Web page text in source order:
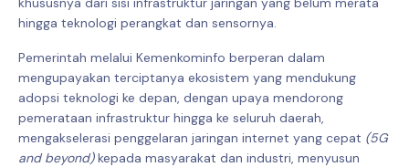
hingga teknologi perangkat dan sensornya.
Pemerintah melalui Kemenkominfo berperan dalam
mengupayakan terciptanya ekosistem yang mendukung
adopsi teknologi ke depan, dengan upaya mendorong
pemerataan infrastruktur hingga ke seluruh daerah,
mengakselerasi penggelaran jaringan internet yang cepat (5G
and beyond)kepada masyarakat dan industri, menyusun